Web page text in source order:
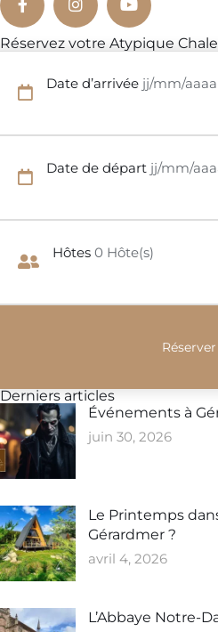
Réservez votre Atypique
Date d’arrivée jj/mm/aaaa
Date de départ jj/mm/
Hôtes 0 Hôte(s)
Derniers articles
Événements à
juin 30, 2026
Le Printemps
Gérardmer ?
avril 4, 2026
L’Abbaye Notre-